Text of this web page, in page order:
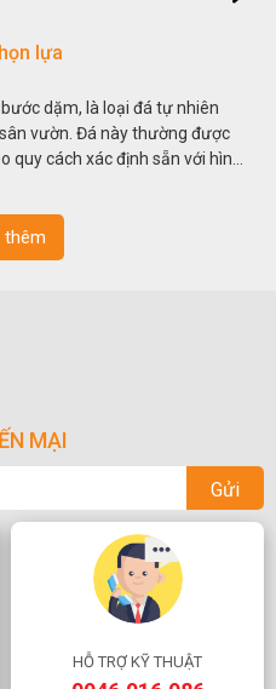
lựa
dặm, là loại đá tự nhiên
vườn. Đá này thường được
cách xác định sẵn với hình
dày khác nhau.
thêm
MẠI
Gửi
HỖ TRỢ KỸ THUẬT